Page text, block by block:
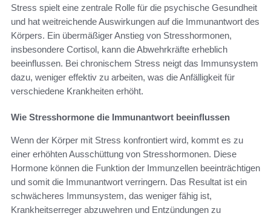
Stress spielt eine zentrale Rolle für die psychische Gesundheit
und hat weitreichende Auswirkungen auf die Immunantwort des
Körpers. Ein übermäßiger Anstieg von Stresshormonen,
insbesondere Cortisol, kann die Abwehrkräfte erheblich
beeinflussen. Bei chronischem Stress neigt das Immunsystem
dazu, weniger effektiv zu arbeiten, was die Anfälligkeit für
verschiedene Krankheiten erhöht.
Wie Stresshormone die Immunantwort beeinflussen
Wenn der Körper mit Stress konfrontiert wird, kommt es zu
einer erhöhten Ausschüttung von Stresshormonen. Diese
Hormone können die Funktion der Immunzellen beeinträchtigen
und somit die Immunantwort verringern. Das Resultat ist ein
schwächeres Immunsystem, das weniger fähig ist,
Krankheitserreger abzuwehren und Entzündungen zu